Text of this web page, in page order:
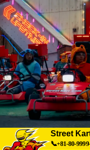
Street
📞+81-80-